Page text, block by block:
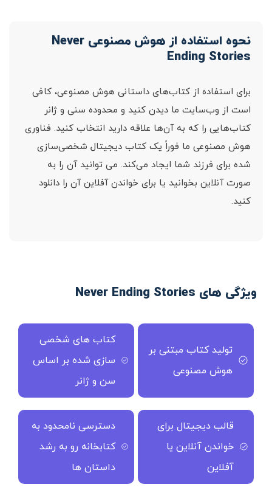
نحوه استفاده از هوش مصنوعی Never
Ending Stories
برای استفاده از کتاب‌های داستانی هوش مصنوعی، کافی
است از وب‌سایت ما دیدن کنید و محدوده سنی و ژانر
کتاب‌هایی را که به آن‌ها علاقه دارید انتخاب کنید. فناوری
هوش مصنوعی ما فوراً یک کتاب دیجیتال شخصی‌سازی
شده برای فرزند شما ایجاد می‌کند. می توانید آن را به
صورت آنلاین بخوانید یا برای خواندن آفلاین آن را دانلود
کنید.
ویژگی های Never Ending Stories
تولید کتاب مبتنی بر
هوش مصنوعی
کتاب های شخصی
سازی شده بر اساس
سن و ژانر
قالب دیجیتال برای
خواندن آنلاین یا
آفلاین
دسترسی نامحدود به
کتابخانه رو به رشد
داستان ها